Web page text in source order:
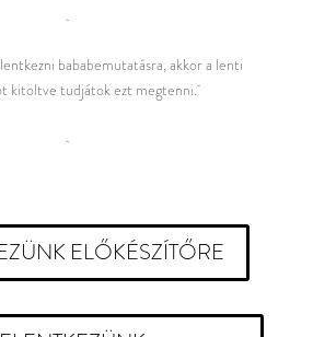
bababemutatásra, akkor a lenti
kitöltve tudjátok ezt megtenni.
ELŐKÉSZÍTŐRE